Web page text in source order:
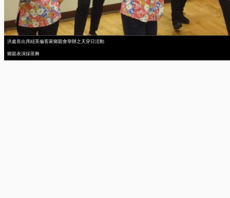
洪處長出席紐英倫客家鄉親會舉辦之天穿日活動
鄉親表演採茶舞